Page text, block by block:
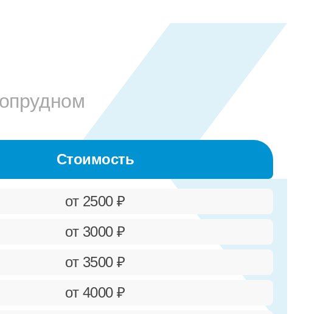
Стоимость
от 2500 ₽
от 3000 ₽
от 3500 ₽
от 4000 ₽